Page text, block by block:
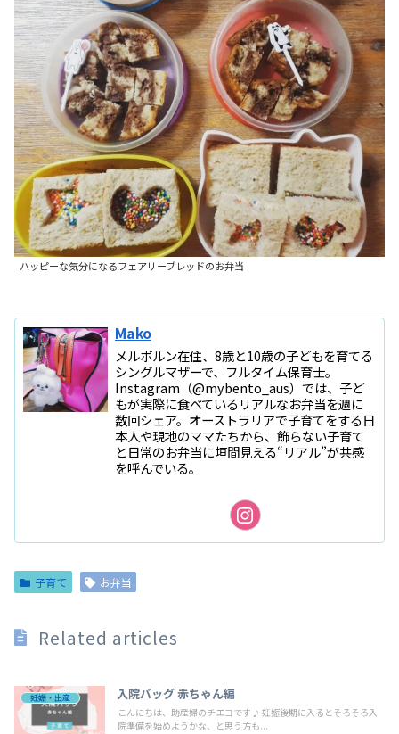
ハッピーな気分になるフェアリーブレッドのお弁当
Mako
メルボルン在住、8歳と10歳の子どもを育てる
シングルマザーで、フルタイム保育士。
Instagram（@mybento_aus）では、子ど
もが実際に食べているリアルなお弁当を週に
数回シェア。オーストラリアで子育てをする日
本人や現地のママたちから、飾らない子育て
と日常のお弁当に垣間見える“リアル”が共感
を呼んでいる。
子育て お弁当
Related articles
妊娠・出産 入院バッグ 赤ちゃん編
こんにちは、助産婦のチエコです♪ 妊娠後期に入るとそろそろ入
院準備を始めようかな、と思う方も...